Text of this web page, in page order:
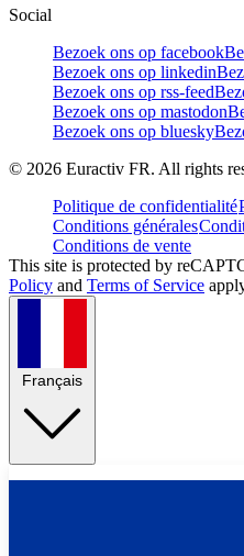
Social
Bezoek ons op facebook
Bezoek ons op linkedin
Bezoek ons op rss-feed
Bezoek ons op mastodon
Bezoek ons op bluesky
© 2026 Euractiv FR. All rights
Politique de confidentialité
Conditions générales
Conditions de vente
This site is protected by
Policy and Terms of Service
Français